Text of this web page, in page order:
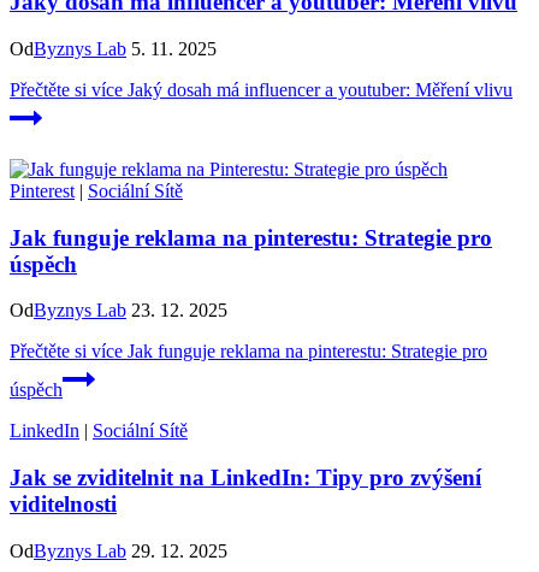
OdByznys Lab 5. 11. 2025
Přečtěte si více Jaký dosah má influencer a youtuber: Měření vlivu
Pinterest | Sociální Sítě
Jak funguje reklama na pinterestu: Strategie pro
úspěch
OdByznys Lab 23. 12. 2025
Přečtěte si více Jak funguje reklama na pinterestu: Strategie pro
úspěch
LinkedIn | Sociální Sítě
Jak se zviditelnit na LinkedIn: Tipy pro zvýšení
viditelnosti
OdByznys Lab 29. 12. 2025